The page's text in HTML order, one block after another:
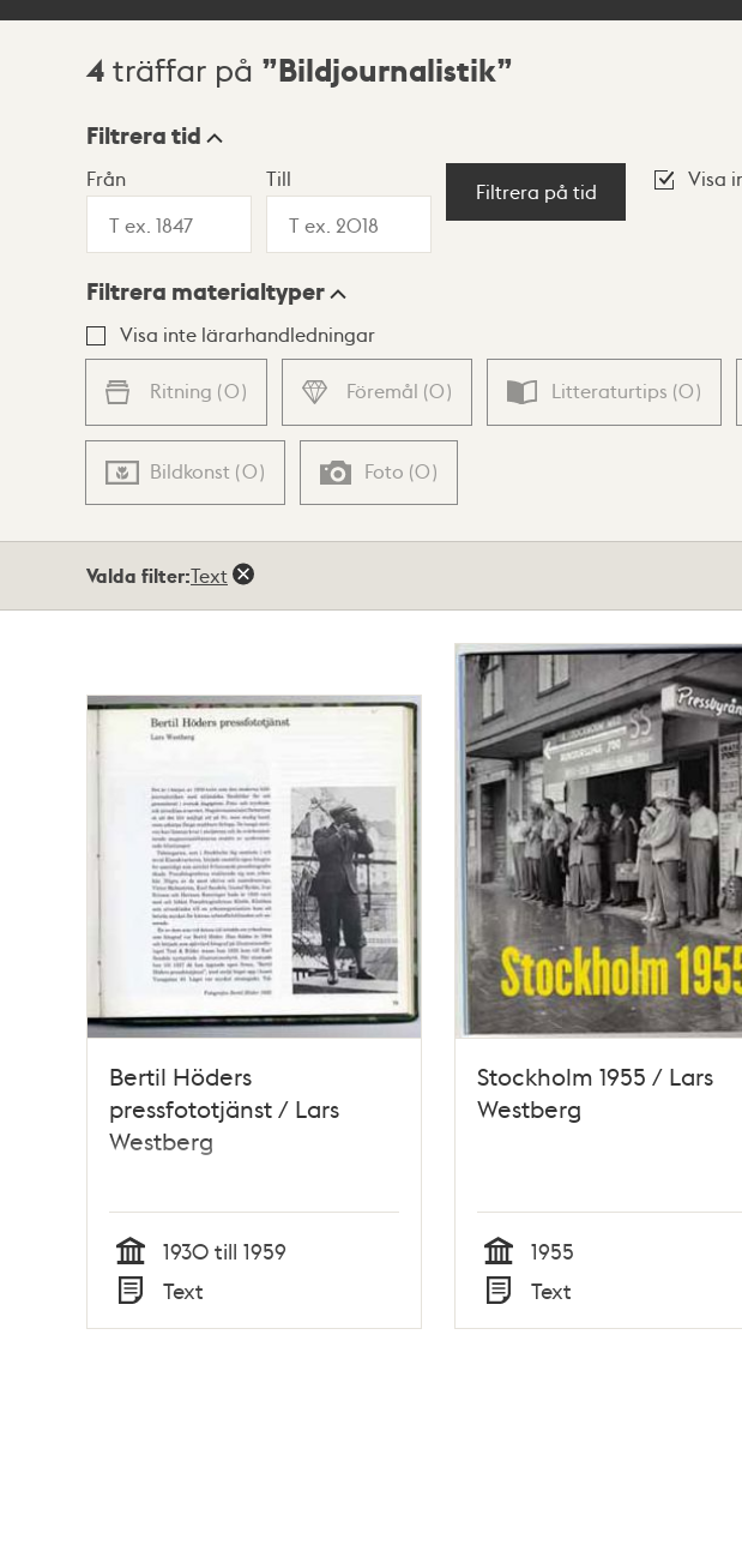
Sökresultat
4 träffar på Bildjournalistik
Visningsläge
Lista Karta
Filtrera tid
Från Till
Filtrera på tid
Visa
Filtrera materialtyper
Visa inte lärarhandledningar
Ritning (0) Föremål (0) Litteraturtips (0)
Bildkonst (0) Foto (0)
Valda filter:Text
Bertil Höders
pressfototjänst / Lars
Westberg
Tid
1930 till 1959
Typ
Text
Stockholm 1955 / Lars
Westberg
Tid
1955
Typ
Text